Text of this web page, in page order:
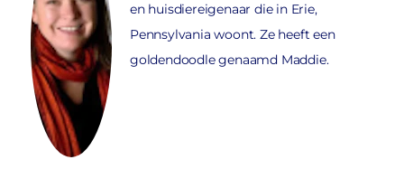
en huisdiereigenaar die in Erie,
Pennsylvania woont. Ze heeft een
goldendoodle genaamd Maddie.